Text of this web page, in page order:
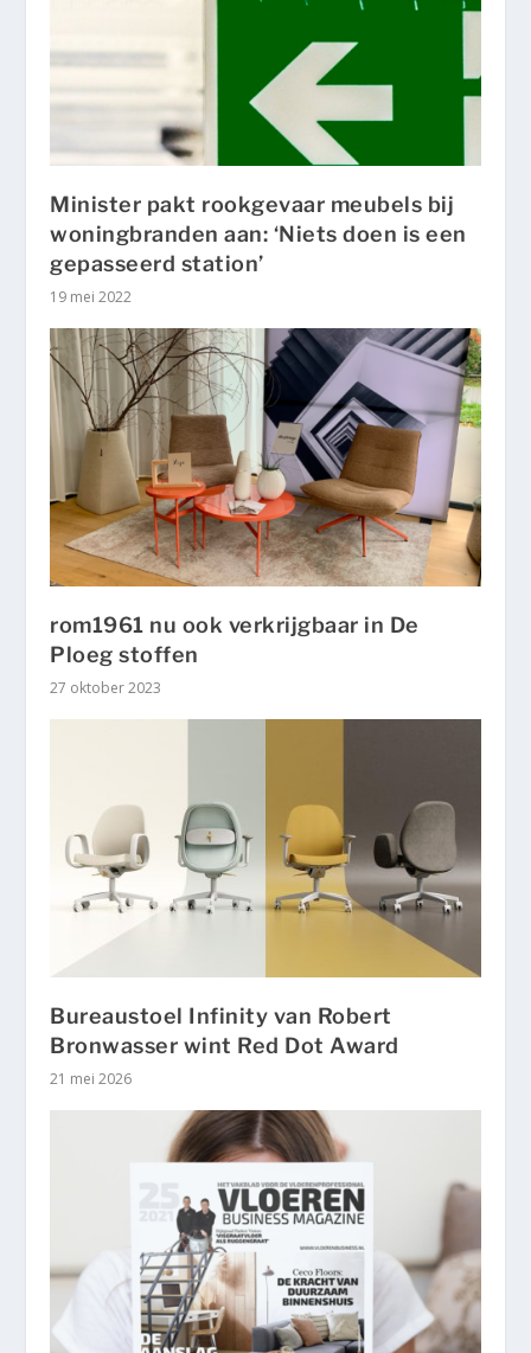
Minister pakt rookgevaar meubels bij
woningbranden aan: ‘Niets doen is een
gepasseerd station’
19 mei 2022
rom1961 nu ook verkrijgbaar in De
Ploeg stoffen
27 oktober 2023
Bureaustoel Infinity van Robert
Bronwasser wint Red Dot Award
21 mei 2026